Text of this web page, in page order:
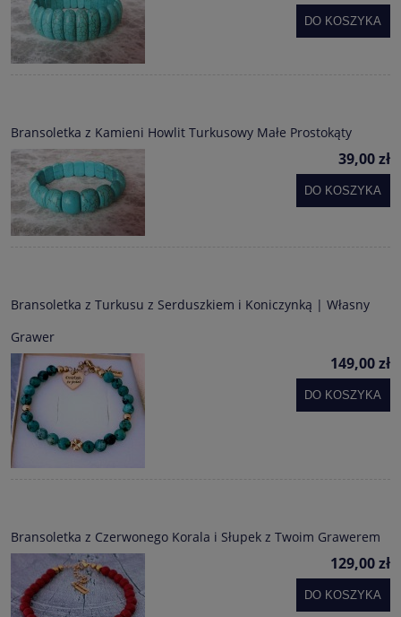
DO KOSZYKA
Bransoletka z Kamieni Howlit Turkusowy Małe Prostokąty
39,00 zł
DO KOSZYKA
Bransoletka z Turkusu z Serduszkiem i Koniczynką | Własny
Grawer
149,00 zł
DO KOSZYKA
Bransoletka z Czerwonego Korala i Słupek z Twoim Grawerem
129,00 zł
DO KOSZYKA